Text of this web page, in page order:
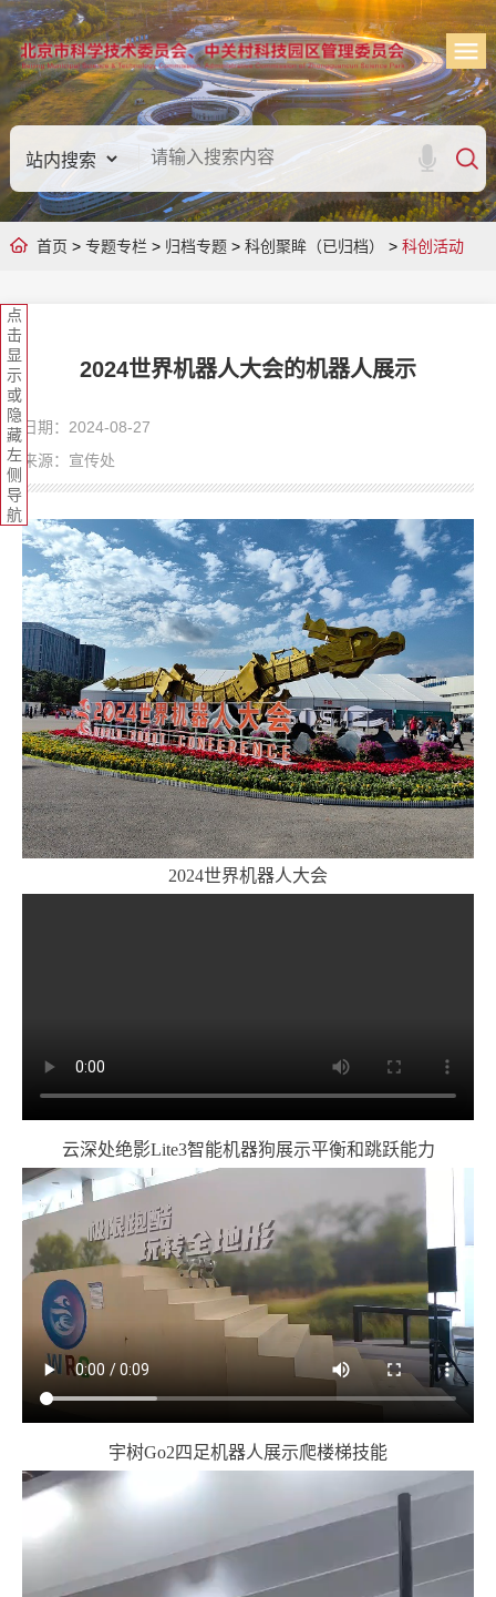
首页 > 专题专栏 > 归档专题> 科创聚眸（已归档） > 科创活动
点
击
显
示
或
隐
藏
左
侧
导
航
2024世界机器人大会的机器人展示
日期：2024-08-27
来源：宣传处
2024世界机器人大会
云深处绝影Lite3智能机器狗展示平衡和跳跃能力
宇树Go2四足机器人展示爬楼梯技能